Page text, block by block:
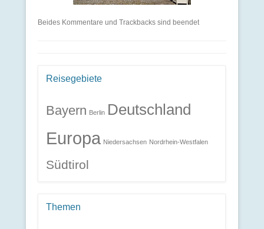
Beides Kommentare und Trackbacks sind beendet
Reisegebiete
Bayern Berlin Deutschland
Europa Niedersachsen Nordrhein-Westfalen
Südtirol
Themen